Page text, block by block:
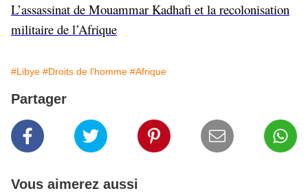
L’assassinat de Mouammar Kadhafi et la recolonisation
militaire de l’Afrique
#Libye #Droits de l'homme #Afrique
Partager
Vous aimerez aussi